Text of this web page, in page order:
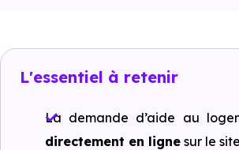
Investir
Actualités
L'essentiel à retenir
La demande d’aide au
directement en ligne sur le